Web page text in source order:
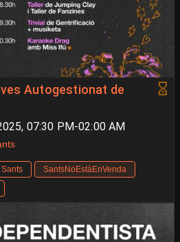
Autogestionat de
07:30 PM-02:00 AM
Sants
SantsNoEstàEnVenda